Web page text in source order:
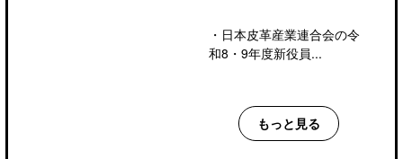
・ 日本皮革産業連合会の令
和8・9年度新役員...
もっと見る